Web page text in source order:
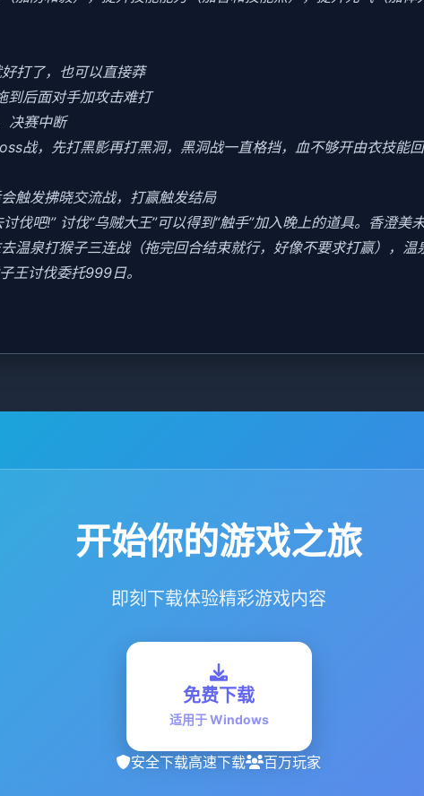
打了，也可以直接莽
到后面对手加攻击难打
决赛中断
战，先打黑影再打黑洞，黑洞战一直格挡，血不够开由衣技能
触发拂晓交流战，打赢触发结局
伐吧!” 讨伐“乌贼大王”可以得到“触手”加入晚上的道具。香澄美
温泉打猴子三连战（拖完回合结束就行，好像不要求打赢），
王讨伐委托999日。
开始你的游戏之旅
即刻下载体验精彩游戏内容
免费下载
适用于 Windows
安全下载高速下载 百万玩家